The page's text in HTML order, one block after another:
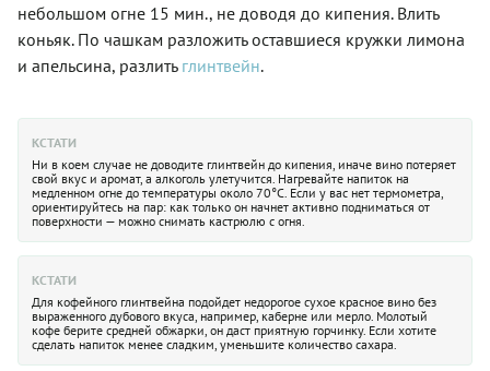
небольшом огне 15 мин., не доводя до кипения. Влить
коньяк. По чашкам разложить оставшиеся кружки лимона
и апельсина, разлить глинтвейн.
КСТАТИ
Ни в коем случае не доводите глинтвейн до кипения, иначе вино потеряет
свой вкус и аромат, а алкоголь улетучится. Нагревайте напиток на
медленном огне до температуры около 70°C. Если у вас нет термометра,
ориентируйтесь на пар: как только он начнет активно подниматься от
поверхности — можно снимать кастрюлю с огня.
КСТАТИ
Для кофейного глинтвейна подойдет недорогое сухое красное вино без
выраженного дубового вкуса, например, каберне или мерло. Молотый
кофе берите средней обжарки, он даст приятную горчинку. Если хотите
сделать напиток менее сладким, уменьшите количество сахара.